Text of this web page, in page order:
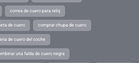
correa de cuero para reloj
de cuero comprar chupa de cuero
de cuero del coche
una falda de cuero negra